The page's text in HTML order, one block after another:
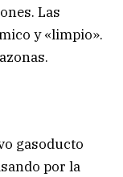
Las
y «limpio».
gasoducto
por la